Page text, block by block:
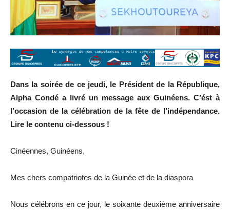
Dans la soirée de ce jeudi, le Président de la République,
Alpha Condé a livré un message aux Guinéens. C’ést à
l’occasion de la célébration de la fête de l’indépendance.
Lire le contenu ci-dessous !
Cinéennes, Guinéens,
Mes chers compatriotes de la Guinée et de la diaspora
Nous célébrons en ce jour, le soixante deuxième anniversaire